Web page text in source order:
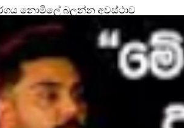
නොමිලේ බලන්න අවස්ථාව